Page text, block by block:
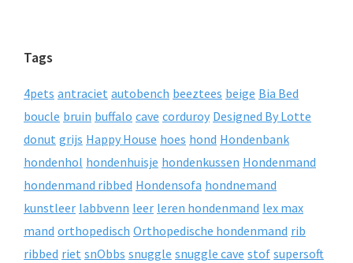
Tags
4pets antraciet autobench beeztees beige Bia Bed
boucle bruin buffalo cave corduroy Designed By Lotte
donut grijs Happy House hoes hond Hondenbank
hondenhol hondenhuisje hondenkussen Hondenmand
hondenmand ribbed Hondensofa hondnemand
kunstleer labbvenn leer leren hondenmand lex max
mand orthopedisch Orthopedische hondenmand rib
ribbed riet snObbs snuggle snuggle cave stof supersoft